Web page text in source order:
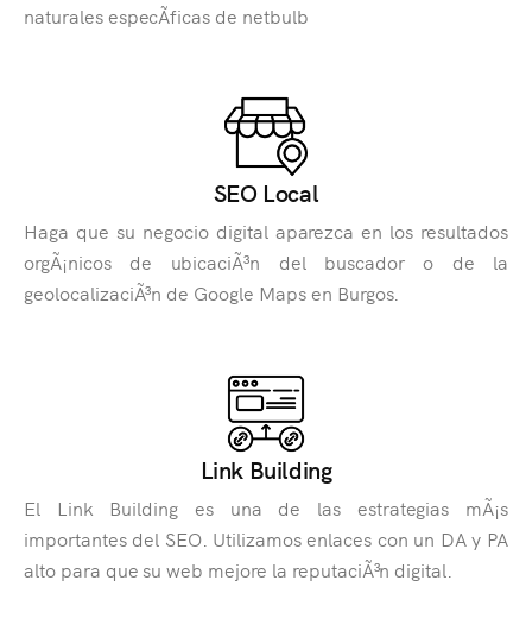
naturales especÃ­ficas de netbulb
SEO Local
Haga que su negocio digital aparezca en los resultados
orgÃ¡nicos de ubicaciÃ³n del buscador o de la
geolocalizaciÃ³n de Google Maps en Burgos.
Link Building
El Link Building es una de las estrategias mÃ¡s
importantes del SEO. Utilizamos enlaces con un DA y PA
alto para que su web mejore la reputaciÃ³n digital.